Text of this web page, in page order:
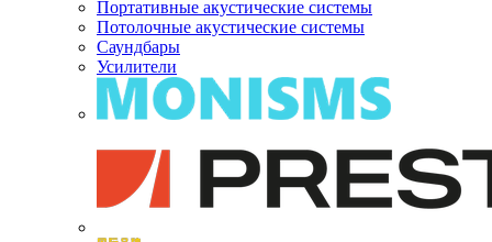
Портативные акустические системы
Потолочные акустические системы
Саундбары
Усилители